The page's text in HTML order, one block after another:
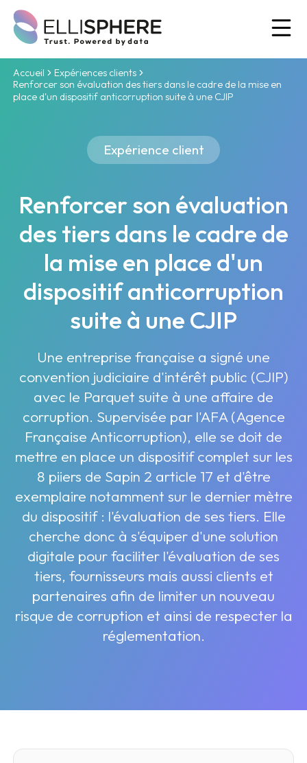
Accueil
Expériences clients
Renforcer son évaluation des tiers dans le cadre de la mise en
place d'un dispositif anticorruption suite à une CJIP
Expérience client
Renforcer son évaluation
des tiers dans le cadre de
la mise en place d'un
dispositif anticorruption
suite à une CJIP
Une entreprise française a signé une
convention judiciaire d'intérêt public (CJIP)
avec le Parquet suite à une affaire de
corruption. Supervisée par l'AFA (Agence
Française Anticorruption), elle se doit de
mettre en place un dispositif complet sur les
8 piiers de Sapin 2 article 17 et d'être
exemplaire notamment sur le dernier mètre
du dispositif : l'évaluation de ses tiers. Elle
cherche donc à s'équiper d'une solution
digitale pour faciliter l'évaluation de ses
tiers, fournisseurs mais aussi clients et
partenaires afin de limiter un nouveau
risque de corruption et ainsi de respecter la
réglementation.